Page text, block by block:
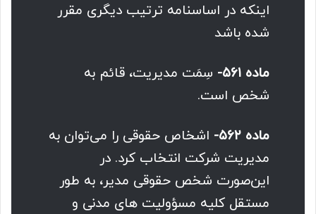
اینکه در اساسنامه ترتیب دیگری مقرر
شده باشد
ماده ۵۶۱-
سِمَت مدیریت، قائم به
شخص است.
ماده ۵۶۲-
اشخاص حقوقی را می‌توان به
مدیریت شرکت انتخاب کرد. در
این‌صورت شخص حقوقی مدیر، به طور
مستقل کلیه مسؤولیت های مدنی و